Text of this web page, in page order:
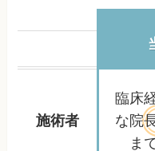
施術者
臨床
な院
ま